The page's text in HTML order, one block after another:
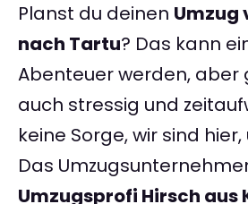
Planst du deinen Umzug
nach Tartu? Das kann
Abenteuer werden, aber
auch stressig und
keine Sorge, wir sind
Das
Umzugsprofi Hirsch aus